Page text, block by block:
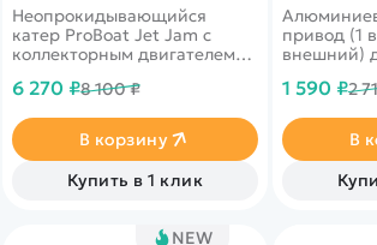
Неопрокидывающийся
катер ProBoat Jet Jam с
коллекторным двигателем
6 270 ₽8 100 ₽
В корзину
Купить в 1 клик
привод (1
внешний)
краулеров
1 590 ₽2
В
NEW